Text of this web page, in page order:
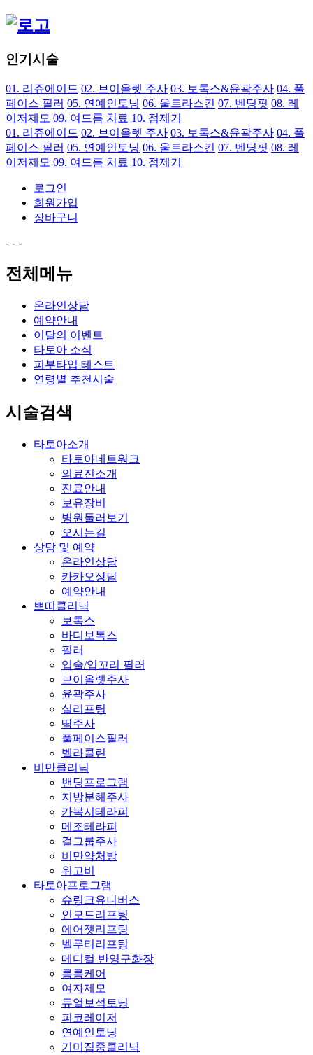
인기시술
01. 리쥬에이드 02. 브이올렛 주사 03. 보톡스&윤곽주사 04. 풀
페이스 필러 05. 연예인토닝 06. 울트라스킨 07. 벤딩핏 08. 레
이저제모 09. 여드름 치료 10. 점제거
01. 리쥬에이드 02. 브이올렛 주사 03. 보톡스&윤곽주사 04. 풀
페이스 필러 05. 연예인토닝 06. 울트라스킨 07. 벤딩핏 08. 레
이저제모 09. 여드름 치료 10. 점제거
로그인
회원가입
장바구니
- - -
전체메뉴
온라인상담
예약안내
이달의 이벤트
타토아 소식
피부타입 테스트
연령별 추천시술
시술검색
타토아소개
타토아네트워크
의료진소개
진료안내
보유장비
병원둘러보기
오시는길
상담 및 예약
온라인상담
카카오상담
예약안내
쁘띠클리닉
보톡스
바디보톡스
필러
입술/입꼬리 필러
브이올렛주사
윤곽주사
실리프팅
땀주사
풀페이스필러
벨라콜린
비만클리닉
밴딩프로그램
지방분해주사
카복시테라피
메조테라피
걸그룹주사
비만약처방
위고비
타토아프로그램
슈링크유니버스
인모드리프팅
에어젯리프팅
벨루티리프팅
메디컬 반영구화장
름름케어
여자제모
듀얼보석토닝
피코레이저
연예인토닝
기미집중클리닉